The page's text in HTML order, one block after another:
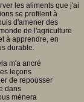
les aliments que j'ai
se profilent à
d'amener des
de l'agriculture
à apprendre, en
durable.
m'a ancré
leçons
de repousser
dans
mènera